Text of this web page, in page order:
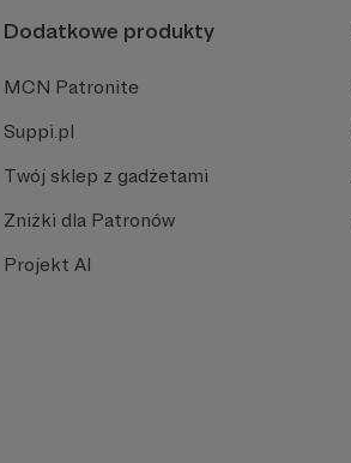
Dodatkowe produkty
MCN Patronite
Suppi.pl
Twój sklep z gadżetami
Zniżki dla Patronów
Projekt AI